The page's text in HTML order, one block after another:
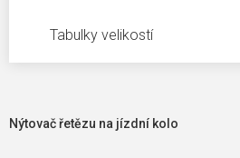
Tabulky velikostí
Nýtovač řetězu na jízdní kolo